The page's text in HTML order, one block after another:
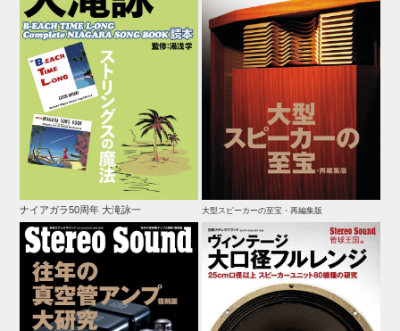
ナイアガラ50周年 大滝詠一 大型スピーカーの至宝・再編集版